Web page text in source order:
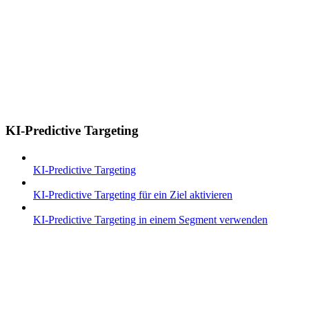
KI-Predictive Targeting
KI-Predictive Targeting
KI-Predictive Targeting für ein Ziel aktivieren
KI-Predictive Targeting in einem Segment verwenden